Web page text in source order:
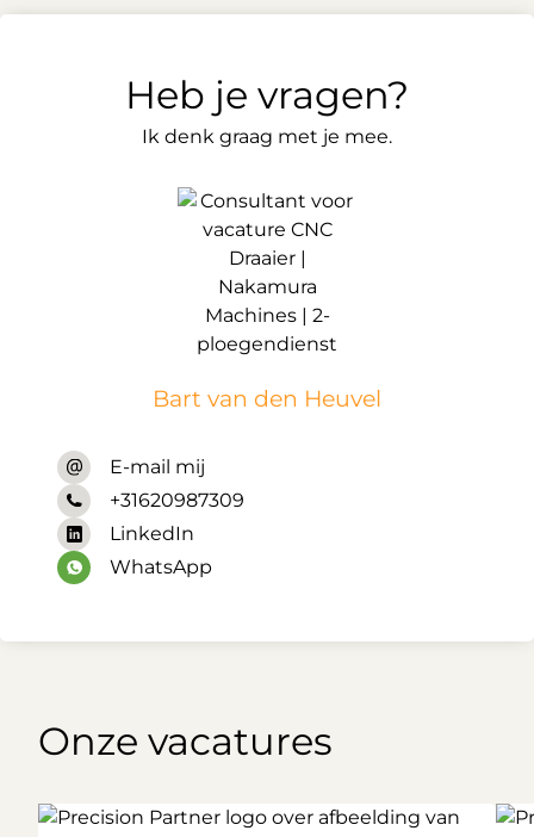
Heb je vragen?
Ik denk graag met je mee.
Bart van den Heuvel
E-mail mij
+31620987309
LinkedIn
WhatsApp
Onze vacatures